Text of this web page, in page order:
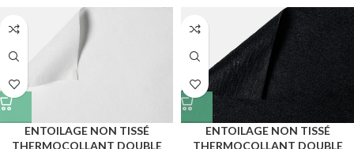
ENTOILAGE NON TISSÉ
THERMOCOLLANT DOUBLE
ENTOILAGE NON TISSÉ
THERMOCOLLANT DOUBLE